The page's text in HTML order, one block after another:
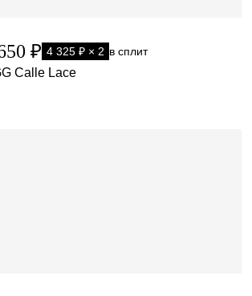
₽ 4 325 ₽ × 2 в сплит
Calle Lace